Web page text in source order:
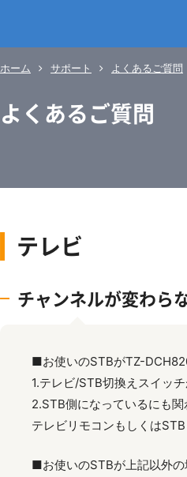
よくあるご質問
ホーム サポート よくあるご質問
テレビ
チャンネルが変わら
■お使いのSTBがTZ-
1.テレビ/STB切換えスイッ
2.STB側になっているにも
テレビリモコンもしくは
■お使いのSTBが上記以外の